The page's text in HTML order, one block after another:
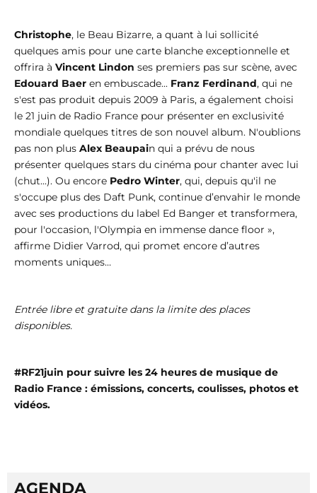
Christophe, le Beau Bizarre, a quant à lui sollicité
quelques amis pour une carte blanche exceptionnelle et
offrira à Vincent Lindon ses premiers pas sur scène, avec
Edouard Baer en embuscade... Franz Ferdinand, qui ne
s'est pas produit depuis 2009 à Paris, a également choisi
le 21 juin de Radio France pour présenter en exclusivité
mondiale quelques titres de son nouvel album. N'oublions
pas non plus Alex Beaupain qui a prévu de nous
présenter quelques stars du cinéma pour chanter avec lui
(chut...). Ou encore Pedro Winter, qui, depuis qu'il ne
s'occupe plus des Daft Punk, continue d’envahir le monde
avec ses productions du label Ed Banger et transformera,
pour l'occasion, l'Olympia en immense dance floor »,
affirme Didier Varrod, qui promet encore d’autres
moments uniques…
Entrée libre et gratuite dans la limite des places
disponibles.
#RF21juin pour suivre les 24 heures de musique de
Radio France : émissions, concerts, coulisses, photos et
vidéos.
AGENDA